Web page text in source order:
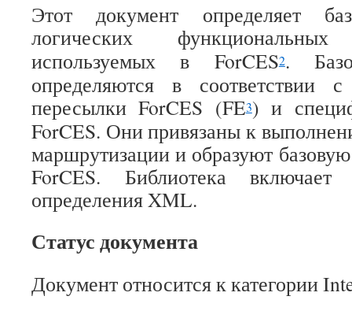
Этот документ определяет
логических
используемых в ForCES2.
определяются в соответствии
пересылки ForCES (FE3) и
ForCES. Они привязаны к
маршрутизации и образуют
ForCES. Библиотека
определения XML.
Статус документа
Документ относится к категории